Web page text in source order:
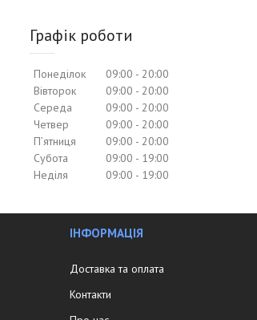
Графік роботи
Понеділок 09:00
20:00
Вівторок
09:00
20:00
Середа
09:00
20:00
Четвер
09:00
20:00
Пʼятниця
09:00
20:00
Субота
09:00
19:00
Неділя
09:00 19:00
ІНФОРМАЦІЯ
Доставка та оплата
Контакти